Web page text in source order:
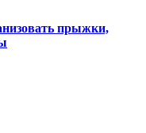
прыжки,